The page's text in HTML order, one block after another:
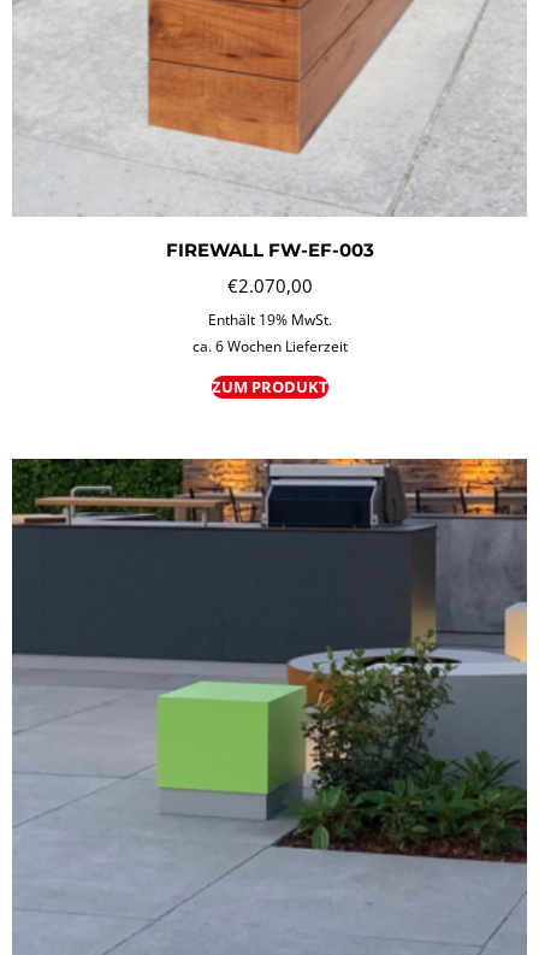
FIREWALL FW-EF-003
€2.070,00
Enthält 19% MwSt.
ca. 6 Wochen Lieferzeit
ZUM PRODUKT